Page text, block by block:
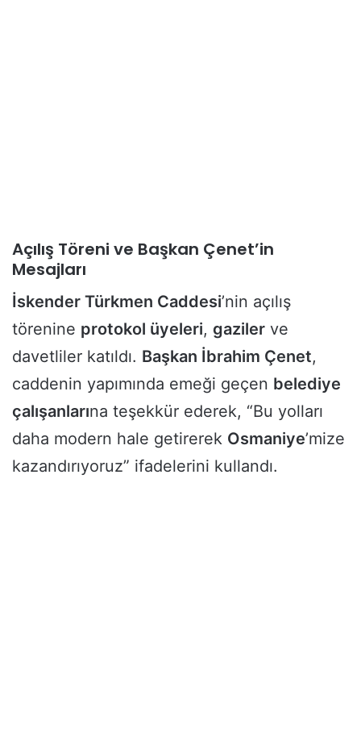
Açılış Töreni ve Başkan Çenet’in
Mesajları
İskender Türkmen Caddesi’nin açılış
törenine protokol üyeleri, gaziler ve
davetliler katıldı. Başkan İbrahim Çenet,
caddenin yapımında emeği geçen belediye
çalışanlarına teşekkür ederek, “Bu yolları
daha modern hale getirerek Osmaniye’mize
kazandırıyoruz” ifadelerini kullandı.